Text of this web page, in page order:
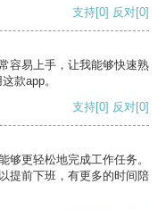
支持[0] 反对[0]
容易上手，让我能够快速熟
款app。
支持[0] 反对[0]
够更轻松地完成工作任务。
提前下班，有更多的时间陪